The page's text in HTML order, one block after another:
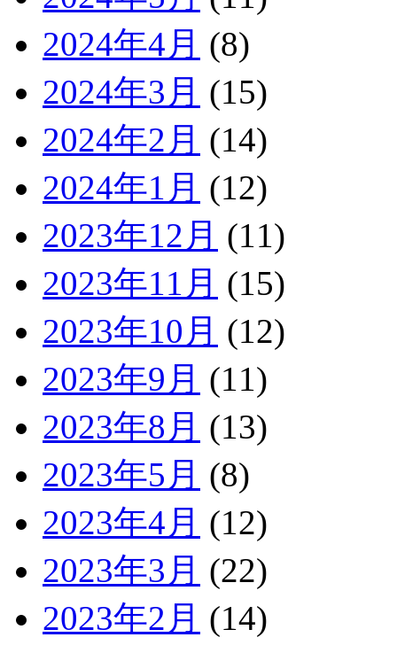
2024年4月 (8)
2024年3月 (15)
2024年2月 (14)
2024年1月 (12)
2023年12月 (11)
2023年11月 (15)
2023年10月 (12)
2023年9月 (11)
2023年8月 (13)
2023年5月 (8)
2023年4月 (12)
2023年3月 (22)
2023年2月 (14)